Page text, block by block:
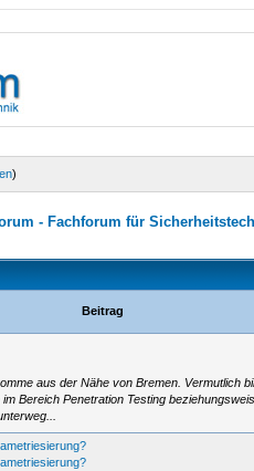
)
- Fachforum für
Beitrag
aus der Nähe von Bremen. Vermutlich
Bereich Penetration Testing